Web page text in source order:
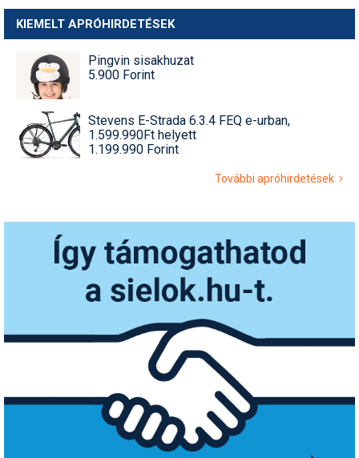
KIEMELT APRÓHIRDETÉSEK
Pingvin sisakhuzat
5.900 Forint
Stevens E-Strada 6.3.4 FEQ e-urban,
1.599.990Ft helyett
1.199.990 Forint
További apróhirdetések